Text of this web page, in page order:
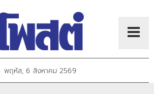
พฤหัส, 6 สิงหาคม 2569